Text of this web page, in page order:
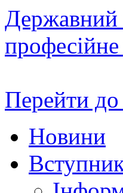
Державний
Перейти до
Новини